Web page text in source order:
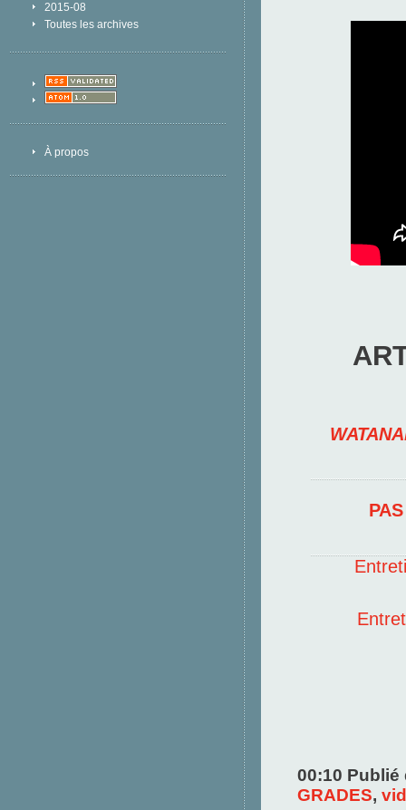
2015-08
Toutes les archives
À propos
00:10
GRADES,